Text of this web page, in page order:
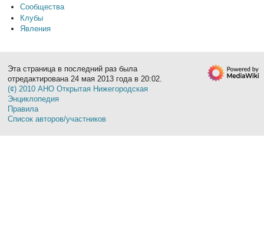
Сообщества
Клубы
Явления
Эта страница в последний раз была
отредактирована 24 мая 2013 года в 20:02.
(¢) 2010 АНО Открытая Нижегородская
Энциклопедия
Правила
Список авторов/участников